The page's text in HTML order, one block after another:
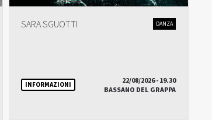
SARA SGUOTTI DANZA
INFORMAZIONI
22/08/2026 - 19.30
BASSANO DEL GRAPPA